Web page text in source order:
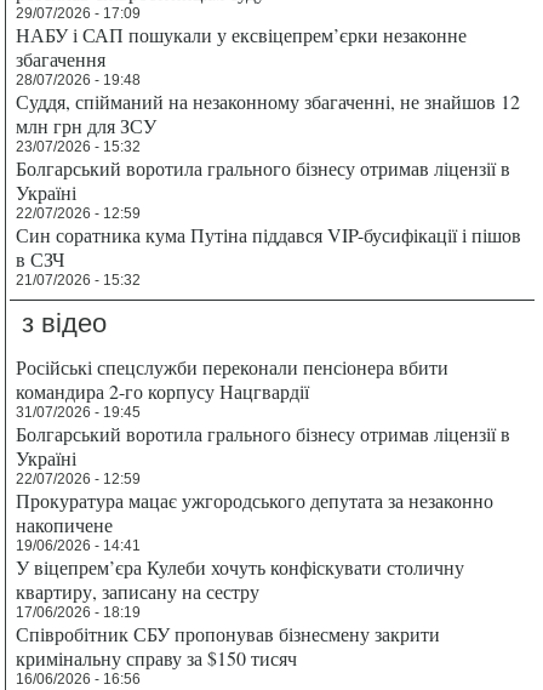
29/07/2026 - 17:09
НАБУ і САП пошукали у ексвіцепрем’єрки незаконне
збагачення
28/07/2026 - 19:48
Суддя, спійманий на незаконному збагаченні, не знайшов 12
млн грн для ЗСУ
23/07/2026 - 15:32
Болгарський воротила грального бізнесу отримав ліцензії в
Україні
22/07/2026 - 12:59
Син соратника кума Путіна піддався VIP-бусифікації і пішов
в СЗЧ
21/07/2026 - 15:32
з відео
Російські спецслужби переконали пенсіонера вбити
командира 2-го корпусу Нацгвардії
31/07/2026 - 19:45
Болгарський воротила грального бізнесу отримав ліцензії в
Україні
22/07/2026 - 12:59
Прокуратура мацає ужгородського депутата за незаконно
накопичене
19/06/2026 - 14:41
У віцепрем’єра Кулеби хочуть конфіскувати столичну
квартиру, записану на сестру
17/06/2026 - 18:19
Співробітник СБУ пропонував бізнесмену закрити
кримінальну справу за $150 тисяч
16/06/2026 - 16:56